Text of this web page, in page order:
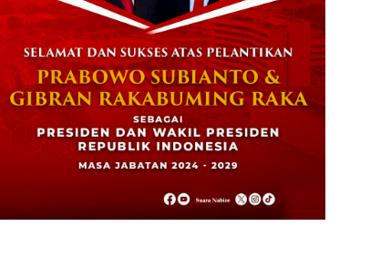
December 02, 2024
DAERAH
Paslon Wagi Unggul Sementara di
Pilgub Papua Tengah, Versi J...
December 02, 2024
NABIRE
Rayakan HUT TNI ke-79. Dandim 1705
Nabire Gandeng Pelaku UMK...
October 23, 2024